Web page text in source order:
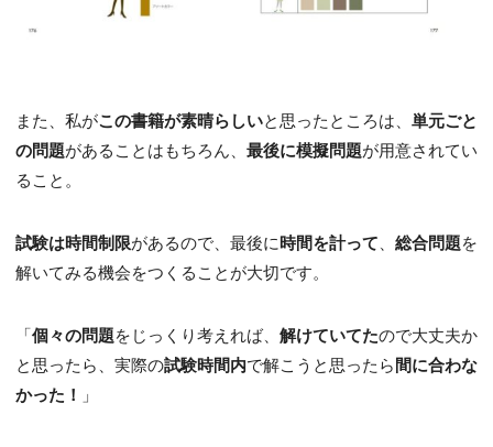
また、私がこの書籍が素晴らしいと思ったところは、 単元ごと
の問題があることはもちろん、 最後に模擬問題が用意されてい
ること。
試験は時間制限があるので、最後に時間を計って 総合問題を
解いてみる機会をつくることが大切です。
「個々の問題をじっくり考えれば、 解けていてたので大丈夫か
と思ったら、実際の試験時間内で解こうと思ったら 間に合わな
かった！
」